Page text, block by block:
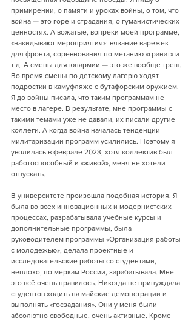
примирении, о памяти и уроках войны, о том, что
война — это горе и страдания, о гуманистических
ценностях. А вожатые, вопреки моей программе,
«накидывают мероприятия»: вязание варежек
для фронта, соревнования по метанию «гранат» и
т.д. А смены для юнармии — это же вообще треш.
Во время смены по детскому лагерю ходят
подростки в камуфляже с бутафорским оружием.
Я до войны писала, что таким программам не
место в лагере. В результате, мне программы с
такими темами уже не давали, их писали другие
коллеги. А когда война началась тенденции
милитаризации программ усилились. Поэтому я
уволилась в феврале 2023, хотя коллектив был
работоспособный и «живой», меня не хотели
отпускать.
В университете произошла подобная история. Я
была во всех инновационных и модернистских
процессах, разрабатывала учебные курсы и
дополнительные программы, была
руководителем программы «Организация работы
с молодежью», делала проектные и
исследовательские работы со студентами,
неплохо, по меркам России, зарабатывала. Мне
это всё очень нравилось. Никогда не принуждала
студентов ходить на майские демонстрации и
выполнять «госзадания». Они у меня были
абсолютно свободные, очень активные. Кроме